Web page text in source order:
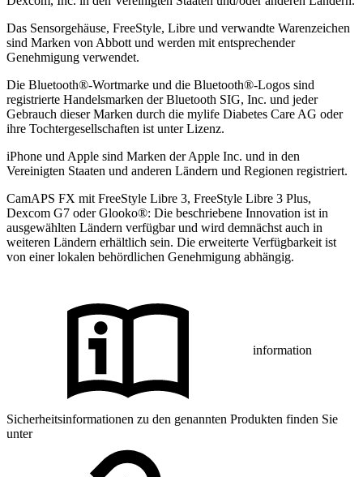
Das Sensorgehäuse, FreeStyle, Libre und verwandte Warenzeichen
sind Marken von Abbott und werden mit entsprechender
Genehmigung verwendet.
Die Bluetooth®-Wortmarke und die Bluetooth®-Logos sind
registrierte Handelsmarken der Bluetooth SIG, Inc. und jeder
Gebrauch dieser Marken durch die mylife Diabetes Care AG oder
ihre Tochtergesellschaften ist unter Lizenz.
iPhone und Apple sind Marken der Apple Inc. und in den
Vereinigten Staaten und anderen Ländern und Regionen registriert.
CamAPS FX mit FreeStyle Libre 3, FreeStyle Libre 3 Plus,
Dexcom G7 oder Glooko®: Die beschriebene Innovation ist in
ausgewählten Ländern verfügbar und wird demnächst auch in
weiteren Ländern erhältlich sein. Die erweiterte Verfügbarkeit ist
von einer lokalen behördlichen Genehmigung abhängig.
information
Sicherheitsinformationen zu den genannten Produkten finden Sie
unter